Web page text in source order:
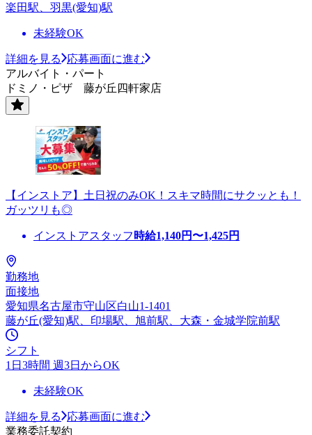
楽田駅、羽黒(愛知)駅
未経験OK
詳細を見る
応募画面に進む
アルバイト・パート
ドミノ・ピザ 藤が丘四軒家店
【インストア】土日祝のみOK！スキマ時間にサクッとも！
ガッツリも◎
インストアスタッフ 時給1,140円〜1,425円
勤務地
面接地
愛知県名古屋市守山区白山1-1401
藤が丘(愛知)駅、印場駅、旭前駅、大森・金城学院前駅
シフト
1日3時間 週3日からOK
未経験OK
詳細を見る
応募画面に進む
業務委託契約